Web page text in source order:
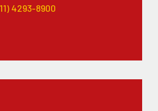
4293-8900